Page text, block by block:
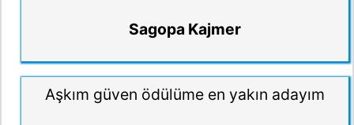
Sagopa Kajmer
Aşkım güven ödülüme en yakın adayım